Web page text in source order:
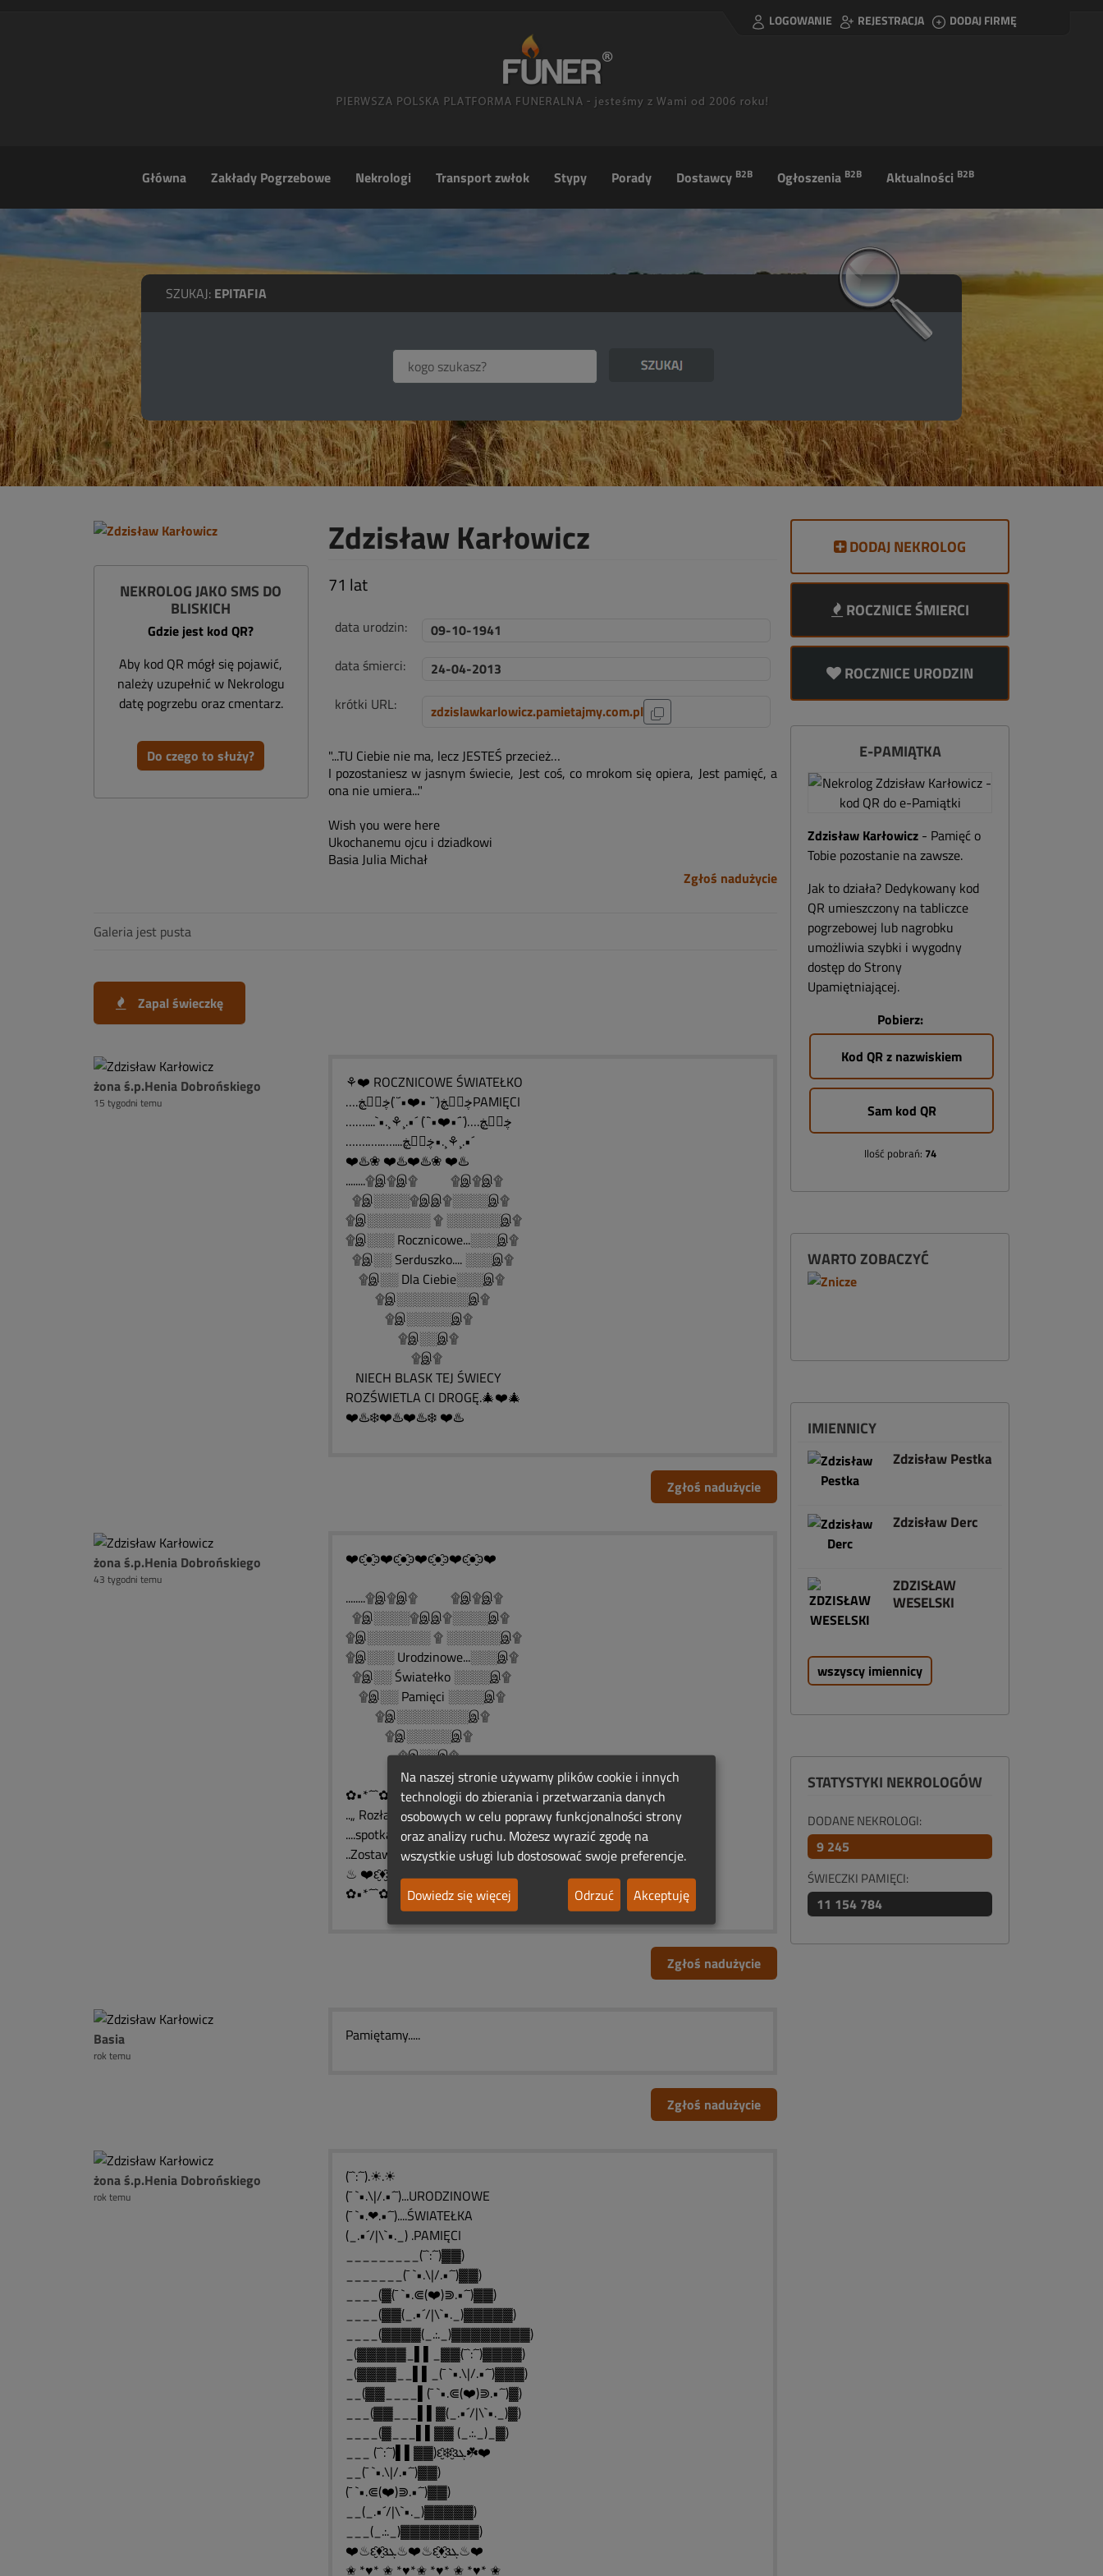
LOGOWANIE REJESTRACJA DODAJ FIRMĘ
Główna Zakłady Pogrzebowe Nekrologi Transport zwłok Stypy Porady Dostawcy B2B Ogłoszenia B2B Aktualności B2B
SZUKAJ: EPITAFIA
NEKROLOG JAKO SMS DO
BLISKICH
Gdzie jest kod QR?
Aby kod QR mógł się pojawić,
należy uzupełnić w Nekrologu
datę pogrzebu oraz cmentarz.
Do czego to służy?
Zdzisław Karłowicz
71 lat
data urodzin:
09-10-1941
data śmierci:
24-04-2013
krótki URL:
zdzislawkarlowicz.pamietajmy.com.pl
"...TU Ciebie nie ma, lecz JESTEŚ przecież…
I pozostaniesz w jasnym świecie, Jest coś, co mrokom się opiera, Jest pamięć, a
ona nie umiera..."
Wish you were here
Ukochanemu ojcu i dziadkowi
Basia Julia Michał
Zgłoś nadużycie
Galeria jest pusta
Zapal świeczkę
żona ś.p.Henia Dobrońskiego
15 tygodni temu
⚘❤️ ROCZNICOWE ŚWIATEŁKO
….ڿڰۣڿ(¨` •❤️•´¨)ڿڰۣڿPAMIĘCI
……....`•.¸⚘¸.•´ (¨`•❤️•´¨)….ڿڰۣڿ
…….…..…....ڿڰۣڿ•.¸⚘¸.•´
❤️♨️❀ ❤️♨️❤️♨️❀ ❤️♨️
........۩இ۩இ۩ ۩இ۩இ۩
۩இ░░░░۩இஇ۩░░░░இ۩
۩இ░░░░░░░ ۩ ░░░░░░இ۩
۩இ░░░ Rocznicowe...░░░இ۩
۩இ░░ Serduszko.... ░░░இ۩
۩இ░░ Dla Ciebie░░░இ۩
۩இ░░░░░░░░இ۩
۩இ░░░░░இ۩
۩இ░░இ۩
۩இ۩
NIECH BLASK TEJ ŚWIECY
ROZŚWIETLA CI DROGĘ.🎄❤️🎄
❤️♨️❄️❤️♨️❤️♨️❄️ ❤️♨️
Zgłoś nadużycie
żona ś.p.Henia Dobrońskiego
43 tygodni temu
❤️ͼ̮̑●̮̑ͽ❤️ͼ̮̑●̮̑ͽ❤️ͼ̮̑●̮̑ͽ❤️ͼ̮̑●̮̑ͽ❤️
........۩இ۩இ۩ ۩இ۩இ۩
۩இ░░░░۩இஇ۩░░░░இ۩
۩இ░░░░░░░ ۩ ░░░░░░இ۩
۩இ░░░ Urodzinowe...░░░இ۩
۩இ░░ Światełko ░░░░இ۩
۩இ░░ Pamięci ░░░░இ۩
۩இ░░░░░░░░இ۩
۩இ░░░░░இ۩
۩இ░░இ۩
۩இ۩
✿•*´¯`✿•*´¯`✿•*´¯`✿•*´¯`✿•*´¯`✿
..„ Rozłąka jest naszym losem,
....spotkanie naszą nadzieją...
..Zostawiam modlitwę.❄️♨️❄️
♨ ❤️ԑ̮̑♦̮̑ɜܓ ♨ ❤️ ♨ ԑ̮̑♦̮̑ɜܓ ❤️♨
✿•*´¯`✿•*´¯`✿•*´¯`✿•*´¯`✿•*´¯`✿
Zgłoś nadużycie
Basia
rok temu
Pamiętamy.....
Zgłoś nadużycie
żona ś.p.Henia Dobrońskiego
rok temu
(¯`:´¯).☀.☀
(¯ `•.\|/.•´¯)...URODZINOWE
(¯ `•.❤.•´¯)....ŚWIATEŁKA
(_.•´/|\`•._) .PAMIĘCI
_________(¯`:´¯)▓▓)
_______(¯ `•.\|/.•´¯)▓▓)
____(▓(¯ `•.⋐(❤️)⋑.•´¯)▓▓)
____(▓▓(_.•´/|\`•._)▓▓▓▓▓)
____(▓▓▓▓(_.:._)▓▓▓▓▓▓▓▓)
_(▓▓▓▓▓_▌▌_▓▓(¯`:´¯)▓▓▓▓)
_(▓▓▓▓__▌▌_(¯ `•.\|/.•´¯)▓▓▓)
__(▓▓____▌(¯ `•.⋐(❤️)⋑.•´¯)▓)
___(▓▓___▌▌▓(_.•´/|\`•._)▓)
____(▓___▌▌▓▓ (_.:._)_▓)
___ (¯`:´¯)▌▌▓▓)ԑ̮̑❄️̮̑ɜܓ☘️❤️
__(¯ `•.\|/.•´¯)▓▓)
(¯ `•.⋐(❤️)⋑.•´¯)▓▓)
__(_.•´/|\`•._)▓▓▓▓▓)
___(_.:._)▓▓▓▓▓▓▓▓)
❤️♨ԑ̮̑♦̮̑ɜܓ♨❤️♨ԑ̮̑♦̮̑ɜܓ♨❤️
✬ *♥* ✬ *♥*✬ *♥* ✬ *♥* ✬
DODAJ NEKROLOG
ROCZNICE ŚMIERCI
ROCZNICE URODZIN
E-PAMIĄTKA
Zdzisław Karłowicz - Pamięć o
Tobie pozostanie na zawsze.
Jak to działa? Dedykowany kod
QR umieszczony na tabliczce
pogrzebowej lub nagrobku
umożliwia szybki i wygodny
dostęp do Strony
Upamiętniającej.
Pobierz:
Kod QR z nazwiskiem
Sam kod QR
Ilość pobrań: 74
WARTO ZOBACZYĆ
IMIENNICY
Zdzisław Pestka
Zdzisław Derc
ZDZISŁAW
WESELSKI
wszyscy imiennicy
STATYSTYKI NEKROLOGÓW
DODANE NEKROLOGI:
9 245
ŚWIECZKI PAMIĘCI:
11 154 784
Na naszej stronie używamy plików cookie i innych
technologii do zbierania i przetwarzania danych
osobowych w celu poprawy funkcjonalności strony
oraz analizy ruchu. Możesz wyrazić zgodę na
wszystkie usługi lub dostosować swoje preferencje.
Dowiedz się więcej
Odrzuć Akceptuję